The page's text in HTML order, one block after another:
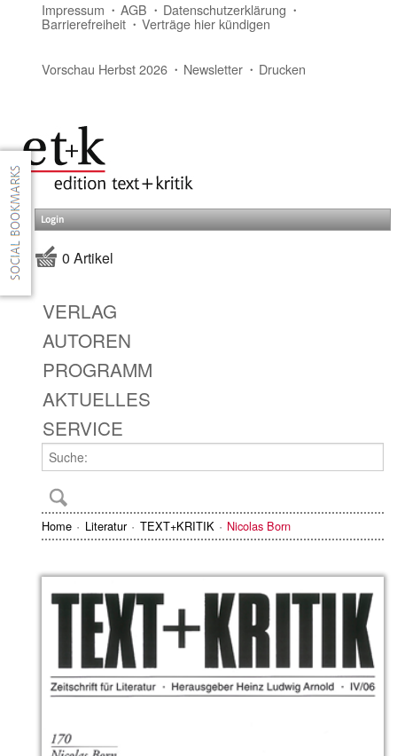
Impressum AGB Datenschutzerklärung
Barrierefreiheit Verträge hier kündigen
Vorschau Herbst 2026 Newsletter Drucken
Login
0 Artikel
VERLAG
AUTOREN
PROGRAMM
AKTUELLES
SERVICE
Home Literatur TEXT+KRITIK Nicolas Born